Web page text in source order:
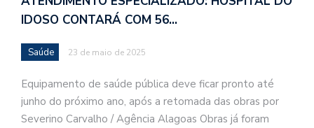
IDOSO CONTARÁ COM 56…
Saúde 23 de maio de 2025
Equipamento de saúde pública deve ficar pronto até
junho do próximo ano, após a retomada das obras por
Severino Carvalho / Agência Alagoas Obras já foram